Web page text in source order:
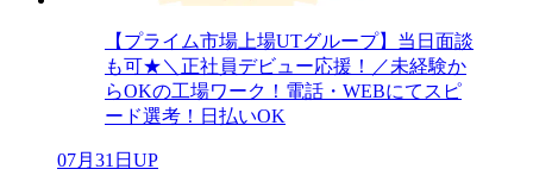
【プライム市場上場UTグループ】当日面談
も可★＼正社員デビュー応援！／未経験か
らOKの工場ワーク！電話・WEBにてスピ
ード選考！日払いOK
07月31日UP